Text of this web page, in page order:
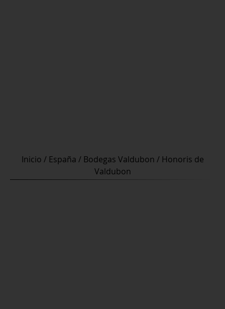
Inicio / España / Bodegas Valdubon / Honoris de
Valdubon